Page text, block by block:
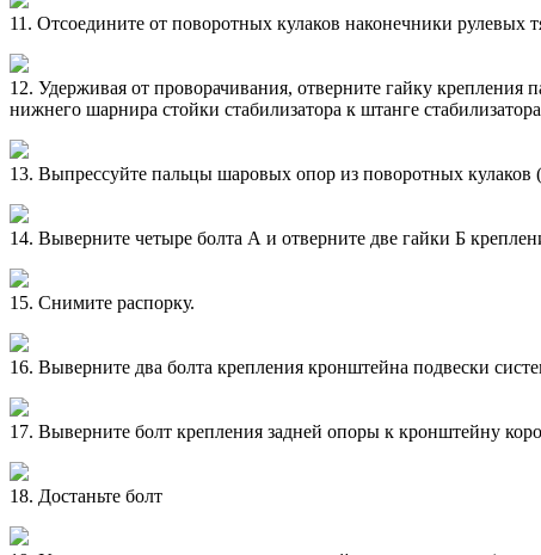
11. Отсоедините от поворотных кулаков наконечники рулевых
12. Удерживая от проворачивания, отверните гайку крепления
нижнего шарнира стойки стабилизатора к штанге
13. Выпрессуйте пальцы шаровых опор из поворотных кулаков
14. Выверните четыре болта А и отверните две гайки Б
15. Снимите распорку.
16. Выверните два болта крепления кронштейна подвески
17. Выверните болт крепления задней опоры к кронштейну
18. Достаньте болт